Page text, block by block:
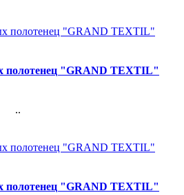
полотенец "GRAND TEXTIL"
..
полотенец "GRAND TEXTIL"